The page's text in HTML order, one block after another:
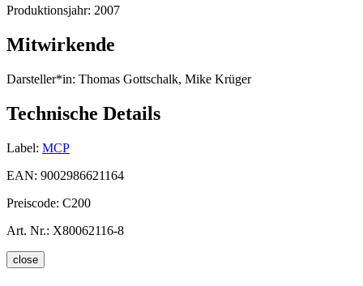
Produktionsjahr: 2007
Mitwirkende
Darsteller*in: Thomas Gottschalk, Mike Krüger
Technische Details
Label: MCP
EAN: 9002986621164
Preiscode: C200
Art. Nr.: X80062116-8
close